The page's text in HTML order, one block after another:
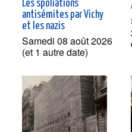
Les spoliations
antisémites par Vichy
et les nazis
Samedi 08 août 2026
(et 1 autre date)